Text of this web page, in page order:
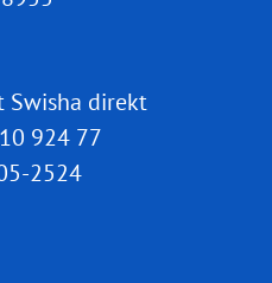
Swisha direkt
924 77
2524